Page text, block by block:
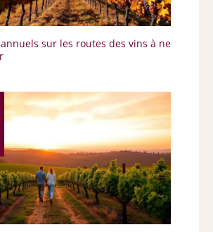
sur les routes des vins à ne